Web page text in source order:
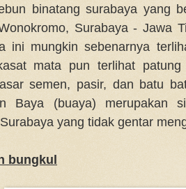
binatang surabaya yang
Surabaya - Jawa
ini mungkin sebenarnya
mata pun terlihat patung
semen, pasir, dan batu
Baya (buaya) merupakan
yang tidak gentar
bungkul